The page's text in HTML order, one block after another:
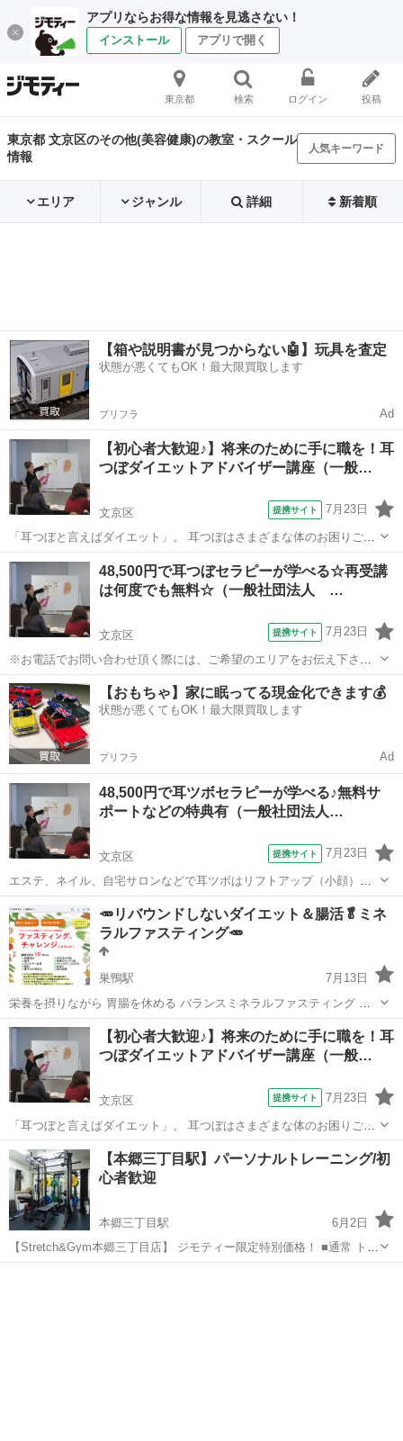
アプリならお得な情報を見逃さない！
インストール アプリで開く
東京都 検索 ログイン 投稿
東京都 文京区のその他(美容健康)の教室・スクール
情報
人気キーワード
エリア ジャンル 詳細 新着順
【箱や説明書が見つからない🤖】玩具を査定
状態が悪くてもOK！最大限買取します
プリフラ Ad
【初心者大歓迎♪】将来のために手に職を！耳
つぼダイエットアドバイザー講座（一般…
文京区 提携サイト 7月23日
「耳つぼと言えばダイエット」。 耳つぼはさまざまな体のお困りごと
に対応できるセラピーですが、その中でも得意分野は『ダイエット』
です。 ですが、正当な耳つぼダイエットを行っているところは希で
す。 正当な耳つぼダイエットとは「...
東京 文京区 その他
48,500円で耳つぼセラピーが学べる☆再受講
は何度でも無料☆（一般社団法人 …
文京区 提携サイト 7月23日
※お電話でお問い合わせ頂く際には、ご希望のエリアをお伝え下さ
い。 エステ、ネイル、自宅サロンなどで耳つぼはリフトアップ（小
顔）などの新メニューが話題になったり、ダイエットメニューで安定
収入に繋がったり、良い事が沢山。 ...
東京 文京区 その他
【おもちゃ】家に眠ってる現金化できます💰
状態が悪くてもOK！最大限買取します
プリフラ Ad
48,500円で耳ツボセラピーが学べる♪無料サ
ポートなどの特典有（一般社団法人…
文京区 提携サイト 7月23日
エステ、ネイル、自宅サロンなどで耳ツボはリフトアップ（小顔）な
どの新メニューが話題になったり、ダイエットメニューで安定収入に
繋がったり、良い事がたくさん。 本講座は、耳にあるリフトアップ、
肩こりなどの反射区を学ぶ講座です。...
東京 文京区 その他
🥕リバウンドしないダイエット＆腸活🥬ミネ
ラルファスティング🥕
巣鴨駅
7月13日
栄養を摂りながら 胃腸を休める バランスミネラルファスティング 初
心者でも大丈夫な 食べながら行う 半日ファスティング🥕 デトックス
につながる ３日ファスティング🥬 やってみませんか⁉️ ...
東京 文京区 巣鴨駅 その他 ファスティング
【初心者大歓迎♪】将来のために手に職を！耳
つぼダイエットアドバイザー講座（一般…
文京区 提携サイト 7月23日
「耳つぼと言えばダイエット」。 耳つぼはさまざまな体のお困りごと
に対応できるセラピーですが、その中でも得意分野は『ダイエット』
です。 ですが、正当な耳つぼダイエットを行っているところは希で
す。 正当な耳つぼダイエットとは「...
東京 文京区 その他
【本郷三丁目駅】パーソナルトレーニング/初
心者歓迎
本郷三丁目駅
6月2日
【Stretch&Gym本郷三丁目店】 ジモティー限定特別価格！ ■通常 トレ
ーニング60分12回 158,400円 (1回あたり13,200円) ■OPEN記念！ジ